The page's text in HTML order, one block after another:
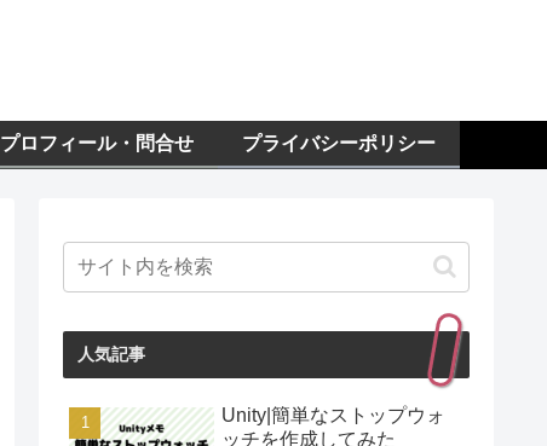
プロフィール・問合せ プライバシーポリシー
人気記事
Unity|簡単なストップウォ
ッチを作成してみた